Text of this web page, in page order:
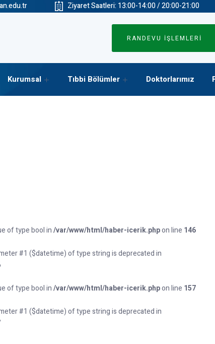
Ziyaret Saatleri: 13:00-14:00 / 20:00-21:00
RANDEVU İŞLEMLERİ
Kurumsal Tıbbi Bölümler Doktorlarımız
of type bool in/var/www/html/haber-icerik.phpon line 146
#1 ($datetime) of type string is deprecated in
of type bool in/var/www/html/haber-icerik.phpon line 157
#1 ($datetime) of type string is deprecated in